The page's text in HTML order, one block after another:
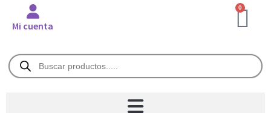
Mi cuenta
0